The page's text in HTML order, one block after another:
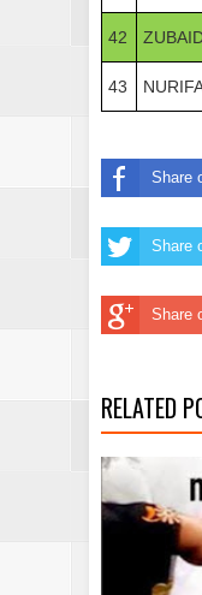
42
43
Share
Share
Share
RELATED